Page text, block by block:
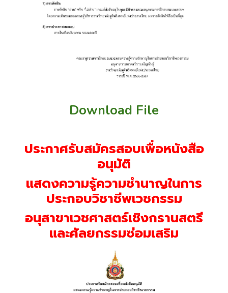
Download File
ประกาศรับสมัครสอบเพื่อหนังสือ
อนุมัติ
แสดงความรู้ความชำนาญในการ
ประกอบวิชาชีพเวชกรรม
อนุสาขาเวชศาสตร์เชิงกรานสตรี
และศัลยกรรมซ่อมเสริม